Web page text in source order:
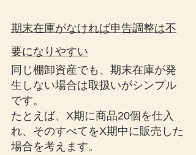
期末在庫がなければ申告調整は不
要になりやすい
同じ棚卸資産でも、期末在庫が発
生しない場合は取扱いがシンプル
です。
たとえば、X期に商品20個を仕入
れ、そのすべてをX期中に販売した
場合を考えます。